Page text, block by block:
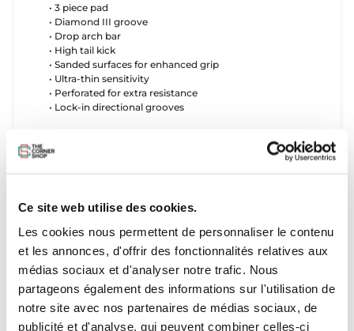
Ce site web utilise des cookies.
Les cookies nous permettent de personnaliser le contenu
et les annonces, d'offrir des fonctionnalités relatives aux
médias sociaux et d'analyser notre trafic. Nous
partageons également des informations sur l'utilisation de
notre site avec nos partenaires de médias sociaux, de
publicité et d'analyse, qui peuvent combiner celles-ci
• 3 piece pad
• Diamond III groove
• Drop arch bar
• High tail kick
• Sanded surfaces for enhanced grip
• Ultra-thin sensitivity
• Perforated for extra resistance
• ​Lock-in directional grooves
Les pads en vidéo